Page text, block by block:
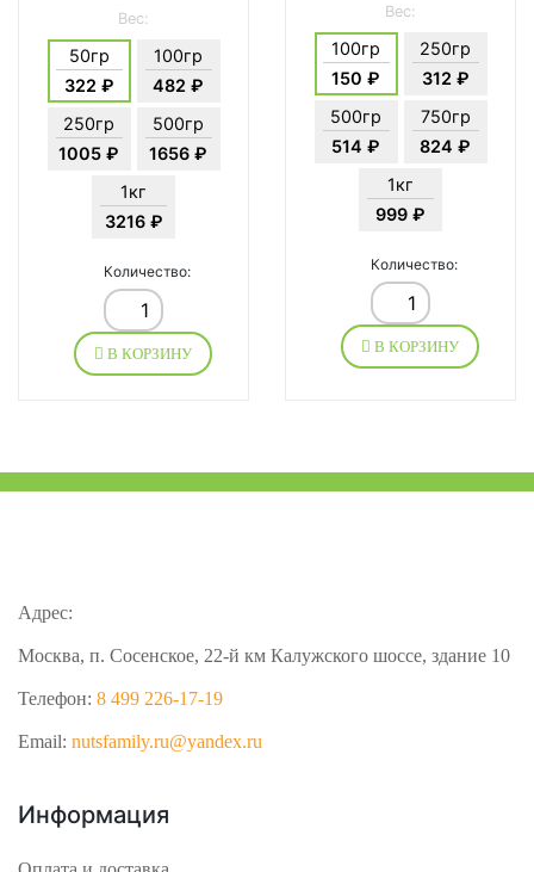
Вес:
50гр
322 ₽
100гр
482 ₽
250гр
1005 ₽
500гр
1656 ₽
1кг
3216 ₽
Количество:
В КОРЗИНУ
Вес:
100гр
150 ₽
250гр
312 ₽
500гр
514 ₽
750гр
824 ₽
1кг
999 ₽
Количество:
В КОРЗИНУ
Адрес:
Москва, п. Сосенское, 22-й км Калужского шоссе, здание 10
Телефон: 8 499 226-17-19
Email: nutsfamily.ru@yandex.ru
Информация